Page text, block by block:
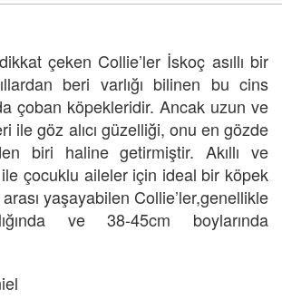
çeken Collie’ler İskoç asıllı bir
beri varlığı bilinen bu cins
çoban köpekleridir. Ancak uzun ve
ile göz alıcı güzelliği, onu en gözde
biri haline getirmiştir. Akıllı ve
ile çocuklu aileler için ideal bir köpek
arası yaşayabilen Collie’ler,genellikle
ve 38-45cm boylarında